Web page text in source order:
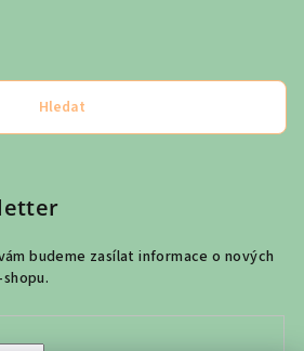
Hledat
budeme zasílat informace o nových